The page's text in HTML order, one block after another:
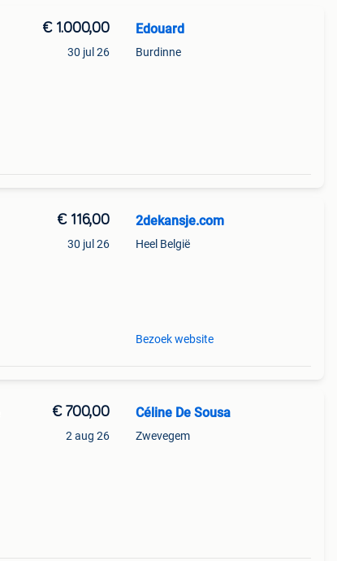
€ 1.000,00
30 jul 26
Edouard
Burdinne
€ 116,00
30 jul 26
2dekansje.com
Heel België
Bezoek website
€ 700,00
2 aug 26
Céline De Sousa
Zwevegem